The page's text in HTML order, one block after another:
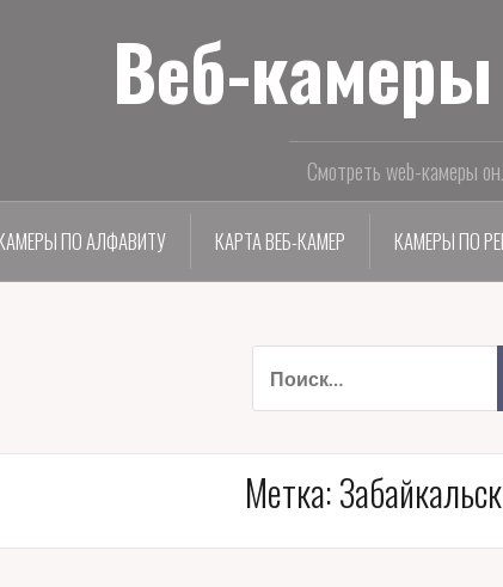
Веб-
Смотреть web-камеры
ПО АЛФАВИТУ КАРТА ВЕБ-КАМЕР КАМЕРЫ ПО
Метка: